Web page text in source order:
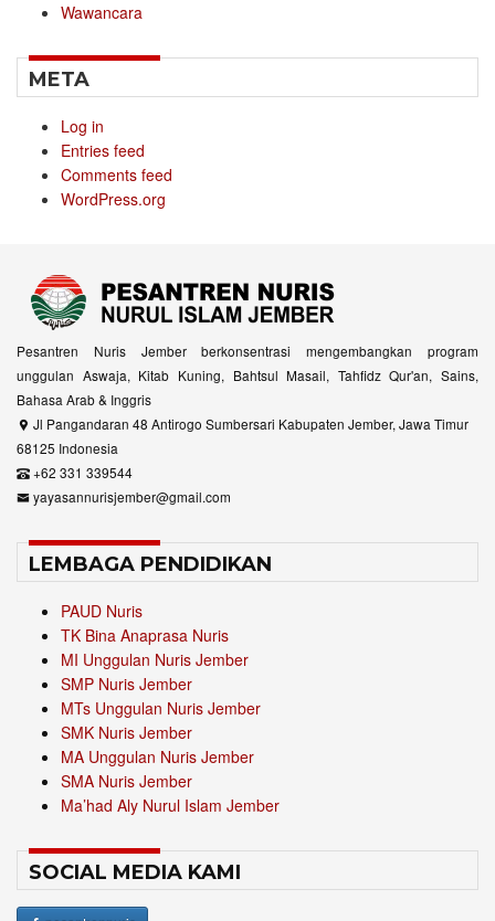
Wawancara
META
Log in
Entries feed
Comments feed
WordPress.org
Pesantren Nuris Jember berkonsentrasi mengembangkan program
unggulan Aswaja, Kitab Kuning, Bahtsul Masail, Tahfidz Qur'an, Sains,
Bahasa Arab & Inggris
Jl Pangandaran 48 Antirogo Sumbersari Kabupaten Jember, Jawa Timur
68125 Indonesia
+62 331 339544
yayasannurisjember@gmail.com
LEMBAGA PENDIDIKAN
PAUD Nuris
TK Bina Anaprasa Nuris
MI Unggulan Nuris Jember
SMP Nuris Jember
MTs Unggulan Nuris Jember
SMK Nuris Jember
MA Unggulan Nuris Jember
SMA Nuris Jember
Ma’had Aly Nurul Islam Jember
SOCIAL MEDIA KAMI